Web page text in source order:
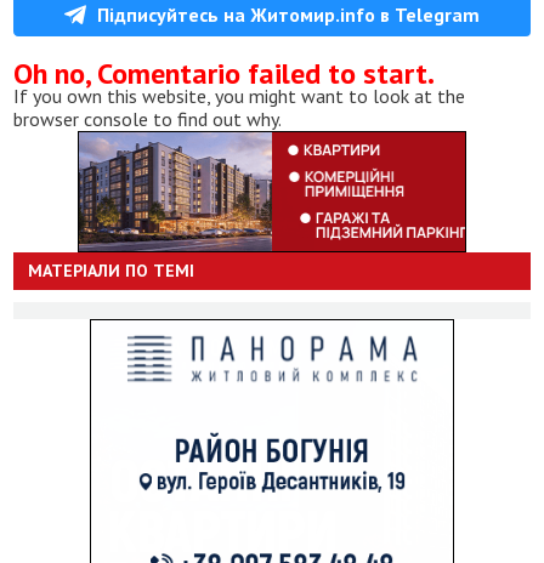
Підписуйтесь на Житомир.info в Telegram
Oh no, Comentario failed to start.
If you own this website, you might want to look at the
browser console to find out why.
МАТЕРІАЛИ ПО ТЕМІ